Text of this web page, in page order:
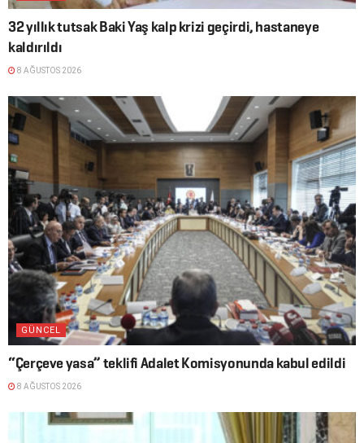
32 yıllık tutsak Baki Yaş kalp krizi geçirdi, hastaneye
kaldırıldı
8 AĞUSTOS 2026
GÜNCEL
“Çerçeve yasa” teklifi Adalet Komisyonunda kabul edildi
8 AĞUSTOS 2026